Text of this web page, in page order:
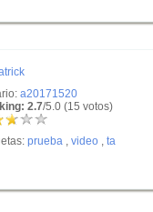
a20171520
2.7/5.0 (15 votos)
prueba , video , ta